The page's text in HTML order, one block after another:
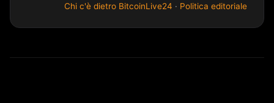
Chi c'è dietro BitcoinLive24 · Politica editoriale